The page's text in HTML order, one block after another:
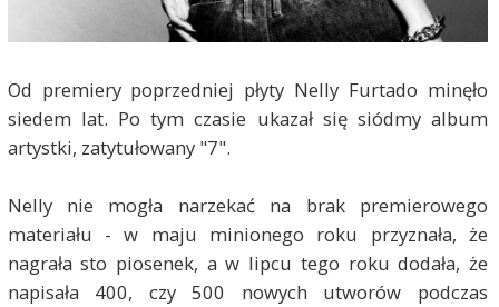
Od premiery poprzedniej płyty Nelly Furtado minęło
siedem lat. Po tym czasie ukazał się siódmy album
artystki, zatytułowany "7".
Nelly nie mogła narzekać na brak premierowego
materiału - w maju minionego roku przyznała, że
nagrała sto piosenek, a w lipcu tego roku dodała, że
napisała 400, czy 500 nowych utworów podczas